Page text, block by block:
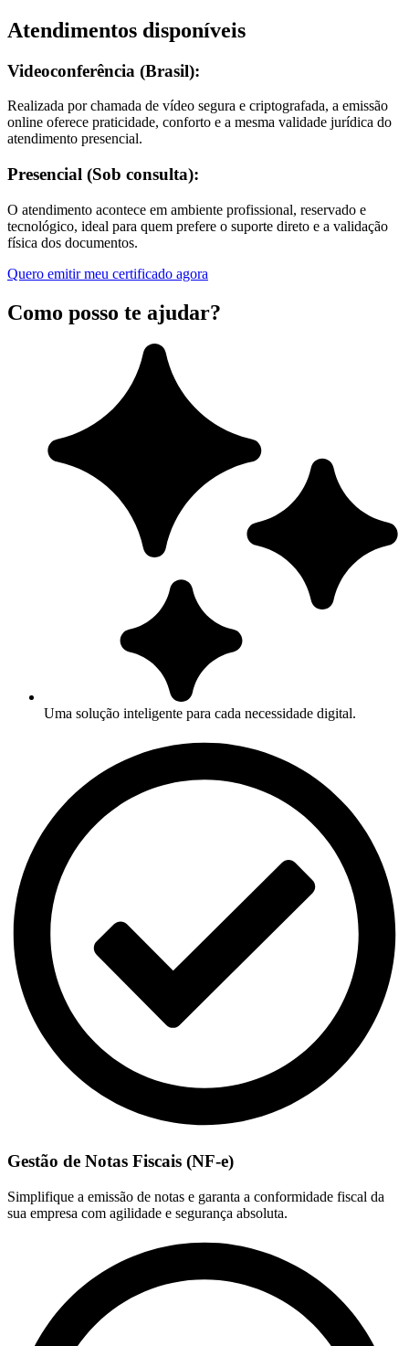
Atendimentos disponíveis
Videoconferência (Brasil):
Realizada por chamada de vídeo segura e criptografada, a emissão
online oferece praticidade, conforto e a mesma validade jurídica do
atendimento presencial.
Presencial (Sob consulta):
O atendimento acontece em ambiente profissional, reservado e
tecnológico, ideal para quem prefere o suporte direto e a validação
física dos documentos.
Quero emitir meu certificado agora
Como posso te ajudar?
Uma solução inteligente para cada necessidade digital.
Gestão de Notas Fiscais (NF-e)
Simplifique a emissão de notas e garanta a conformidade fiscal da
sua empresa com agilidade e segurança absoluta.